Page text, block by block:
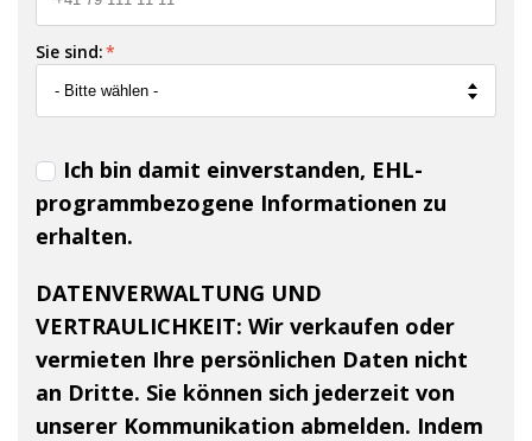
Sie sind:*
Ich bin damit einverstanden, EHL-
programmbezogene Informationen zu
erhalten.
DATENVERWALTUNG UND
VERTRAULICHKEIT: Wir verkaufen oder
vermieten Ihre persönlichen Daten nicht
an Dritte. Sie können sich jederzeit von
unserer Kommunikation abmelden. Indem